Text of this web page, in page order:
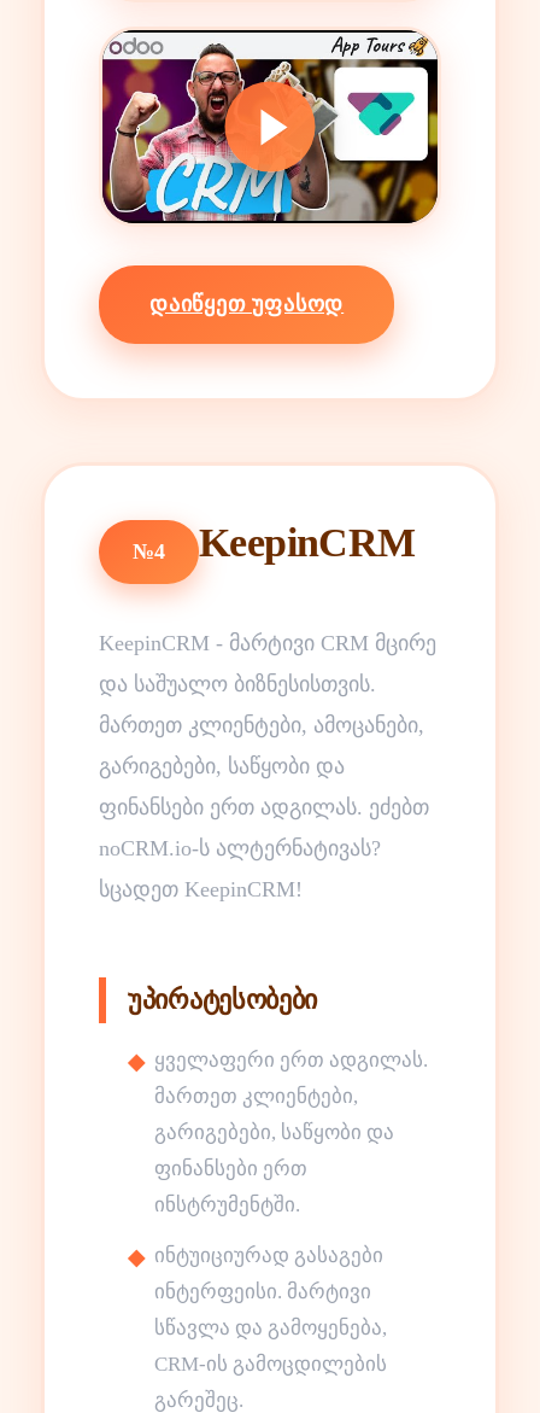
ᲓᲐᲘᲬᲧᲔᲗ ᲣᲤᲐᲡᲝᲓ
№4 KeepinCRM
KeepinCRM - მარტივი CRM მცირე
და საშუალო ბიზნესისთვის.
მართეთ კლიენტები, ამოცანები,
გარიგებები, საწყობი და
ფინანსები ერთ ადგილას. ეძებთ
noCRM.io-ს ალტერნატივას?
სცადეთ KeepinCRM!
უპირატესობები
ყველაფერი ერთ ადგილას.
მართეთ კლიენტები,
გარიგებები, საწყობი და
ფინანსები ერთ
ინსტრუმენტში.
ინტუიციურად გასაგები
ინტერფეისი. მარტივი
სწავლა და გამოყენება,
CRM-ის გამოცდილების
გარეშეც.